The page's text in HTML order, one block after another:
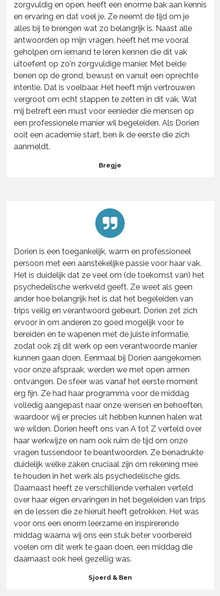
zorgvuldig en open, heeft een enorme bak aan kennis
en ervaring en dat voel je. Ze neemt de tijd om je
alles bij te brengen wat zo belangrijk is. Naast alle
antwoorden op mijn vragen, heeft het me vooral
geholpen om iemand te leren kennen die dit vak
uitoefent op zo'n zorgvuldige manier. Met beide
benen op de grond, bewust en vanuit een oprechte
intentie. Dat is voelbaar. Het heeft mijn vertrouwen
vergroot om echt stappen te zetten in dit vak. Wat
mij betreft een must voor eenieder die mensen op
een professionele manier wil begeleiden. Als Dorien
ooit een academie start, ben ik de eerste die zich
aanmeldt.
Bregje
Dorien is een toegankelijk, warm en professioneel
persoon met een aanstekelijke passie voor haar vak.
Het is duidelijk dat ze veel om (de toekomst van) het
psychedelische werkveld geeft. Ze weet als geen
ander hoe belangrijk het is dat het begeleiden van
trips veilig en verantwoord gebeurt. Dorien zet zich
ervoor in om anderen zo goed mogelijk voor te
bereiden en te wapenen met de juiste informatie,
zodat ook zij dit werk op een verantwoorde manier
kunnen gaan doen. Eenmaal bij Dorien aangekomen
voor onze afspraak, werden we met open armen
ontvangen. De sfeer was vanaf het eerste moment
erg fijn. Ze had haar programma voor de middag
volledig aangepast naar onze wensen en behoeften,
waardoor wij er precies uit hebben kunnen halen wat
we wilden. Dorien heeft ons van A tot Z verteld over
haar werkwijze en nam ook ruim de tijd om onze
vragen tussendoor te beantwoorden. Ze benadrukte
duidelijk welke zaken cruciaal zijn om rekening mee
te houden in het werk als psychedelische gids.
Daarnaast heeft ze verschillende verhalen verteld
over haar eigen ervaringen in het begeleiden van trips
en de lessen die ze hieruit heeft getrokken. Het was
voor ons een enorm leerzame en inspirerende
middag waarna wij ons een stuk beter voorbereid
voelen om dit werk te gaan doen, een middag die
daarnaast ook heel gezellig was.
Sjoerd & Ben